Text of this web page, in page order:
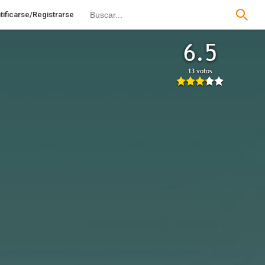
Registrarse
6.5
13 votos